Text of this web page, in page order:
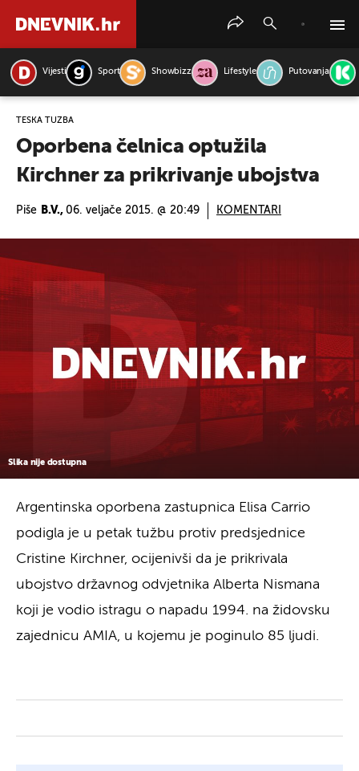
Vijesti Sport Showbizz Lifestyle Putovanja
TEŠKA TUŽBA
Oporbena čelnica optužila
Kirchner za prikrivanje ubojstva
Piše B.V., 06. veljače 2015. @ 20:49 KOMENTARI
Slika nije dostupna
Argentinska oporbena zastupnica Elisa Carrio
podigla je u petak tužbu protiv predsjednice
Cristine Kirchner, ocijenivši da je prikrivala
ubojstvo državnog odvjetnika Alberta Nismana
koji je vodio istragu o napadu 1994. na židovsku
zajednicu AMIA, u kojemu je poginulo 85 ljudi.
PRETRAŽITE VIJESTI